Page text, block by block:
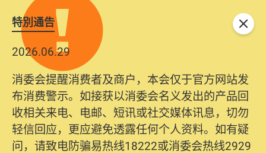
特別通告
2026.06.29
消委会提醒消费者及商户，本会仅于官方网站发
布消费警示。如接获以消委会名义发出的产品回
收相关来电、电邮、短讯或社交媒体讯息，切勿
轻信回应，更应避免透露任何个人资料。如有疑
问，请致电防骗易热线18222或消委会热线2929
关闭